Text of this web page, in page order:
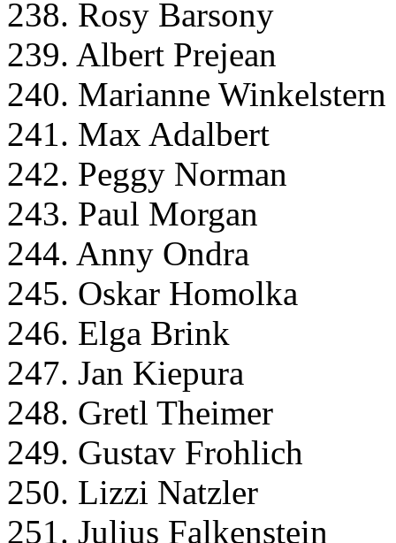
238. Rosy Barsony
239. Albert Prejean
240. Marianne Winkelstern
241. Max Adalbert
242. Peggy Norman
243. Paul Morgan
244. Anny Ondra
245. Oskar Homolka
246. Elga Brink
247. Jan Kiepura
248. Gretl Theimer
249. Gustav Frohlich
250. Lizzi Natzler
251. Julius Falkenstein